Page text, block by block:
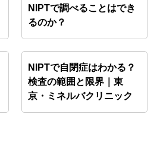
NIPTで調べることはでき
るのか？
NIPTで自閉症はわかる？
検査の範囲と限界｜東
京・ミネルバクリニック